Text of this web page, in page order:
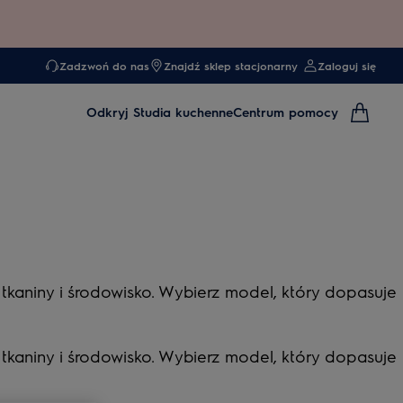
Zadzwoń do nas Znajdź sklep stacjonarny Zaloguj się
Odkryj Studia kuchenneCentrum pomocy
i środowisko. Wybierz model, który dopasuje
i środowisko. Wybierz model, który dopasuje